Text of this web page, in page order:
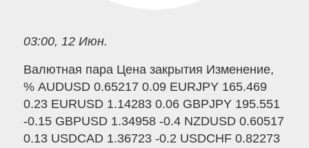
03:00, 12 Июн.
Валютная пара Цена закрытия Изменение,
% AUDUSD 0.65217 0.09 EURJPY 165.469
0.23 EURUSD 1.14283 0.06 GBPJPY 195.551
-0.15 GBPUSD 1.34958 -0.4 NZDUSD 0.60517
0.13 USDCAD 1.36723 -0.2 USDCHF 0.82273